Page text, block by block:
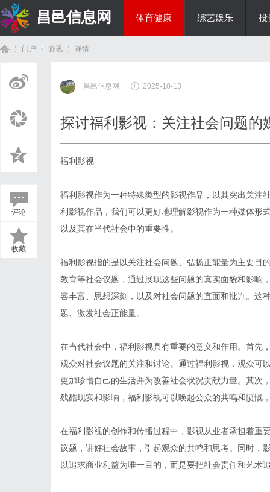
昌邑信息网 体育健康 综艺娱乐 投
门户 资讯
›
详情
评论
收藏
昌邑信息网 2025-10-13
探讨福利影视：关注社会问题的
福利影视
福利影视作为一种特殊类型的影视作品，以其突出关注
利影视作品，我们可以更好地理解影视作为一种媒体形
以及其在当代社会中的重要性。
福利影视指的是以关注社会问题、弘扬正能量为主要目
教育等社会议题，通过展现这些问题的真实面貌和影响
容丰富、思想深刻，以及对社会问题的直面和批判。这
题、激发社会正能量。
在当代社会中，福利影视具有重要的意义和作用。首先
观众对社会议题的关注和讨论。通过福利影视，观众可
更加珍惜自己的生活并为改善社会状况贡献力量。其次
残酷现实和影响，福利影视可以唤起公众的共鸣和愤慨
在福利影视的创作和传播过程中，影视从业者承担着重
议题，讲好社会故事，引起观众的共鸣和思考。同时，
以追求商业利益为唯一目的，而是要把社会责任和艺术